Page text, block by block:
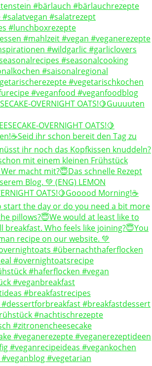
OVERNIGHT OATS!🍋Guuuuten